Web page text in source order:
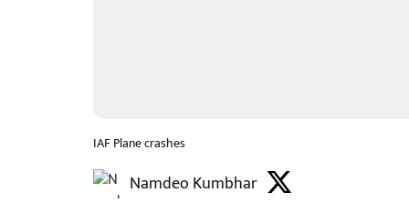
IAF Plane crashes
Namdeo Kumbhar